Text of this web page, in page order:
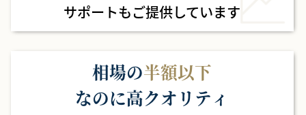
サポートもご提供しています
相場の半額以下
なのに高クオリティ